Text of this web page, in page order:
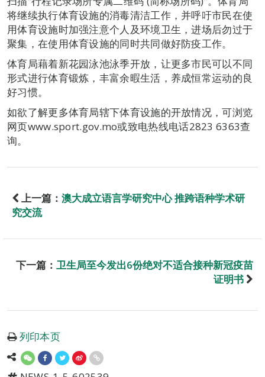
将继续执行体育设施的消毒清洁工作，并呼吁市民在使
用体育设施时加强注意个人及环境卫生，进场后勿过于
聚集，在使用体育设施的同时共同做好防疫工作。
体育局藉着新花园泳池泳季开放，让更多市民可以不同
形式进行体育锻炼，丰富余暇生活，养成恒常运动的良
好习惯。
如欲了解更多体育局辖下体育设施的开放情况，可浏览
网页www.sport.gov.mo或致电热线电话2823 6363查
询。
上一篇： 澳大成立语言学研究中心 推跨语种学术研
究交流
下一篇： 卫生局至今发出6份绝对不适合接种新冠疫苗
证明书
列印本页